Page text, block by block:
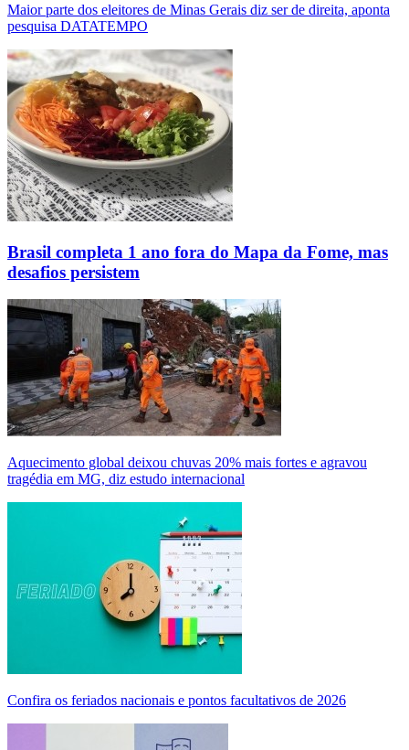
Maior parte dos eleitores de Minas Gerais diz ser de direita, aponta
pesquisa DATATEMPO
Brasil completa 1 ano fora do Mapa da Fome, mas
desafios persistem
Aquecimento global deixou chuvas 20% mais fortes e agravou
tragédia em MG, diz estudo internacional
Confira os feriados nacionais e pontos facultativos de 2026